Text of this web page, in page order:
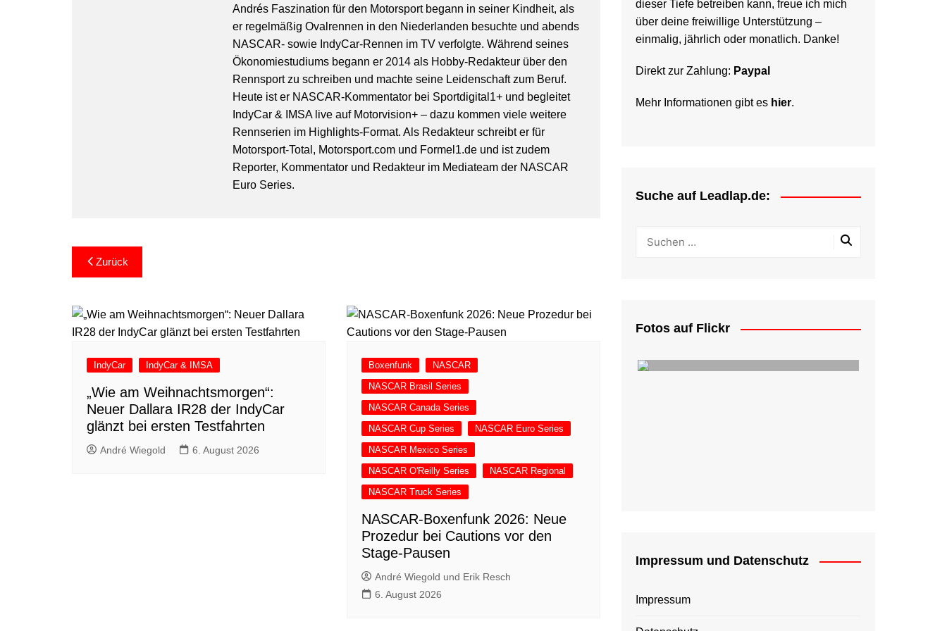
WoO Late Model Series
Andrés Faszination für den Motorsport begann in seiner Kindheit, als
er regelmäßig Ovalrennen in den Niederlanden besuchte und abends
NASCAR- sowie IndyCar-Rennen im TV verfolgte. Während seines
Ökonomiestudiums begann er 2014 als Hobby-Redakteur über den
Rennsport zu schreiben und machte seine Leidenschaft zum Beruf.
Heute ist er NASCAR-Kommentator bei Sportdigital1+ und begleitet
IndyCar & IMSA live auf Motorvision+ – dazu kommen viele weitere
Rennserien im Highlights-Format. Als Redakteur schreibt er für
Motorsport-Total, Motorsport.com und Formel1.de und ist zudem
Reporter, Kommentator und Redakteur im Mediateam der NASCAR
Euro Series.
Beitragsnavigation
Zurück
IndyCar IndyCar & IMSA
„Wie am Weihnachtsmorgen“:
Neuer Dallara IR28 der IndyCar
glänzt bei ersten Testfahrten
André Wiegold 6. August 2026
Boxenfunk
NASCAR
NASCAR Brasil Series
NASCAR Canada Series
NASCAR Cup Series
NASCAR Euro Series
NASCAR Mexico Series
NASCAR O'Reilly Series
NASCAR Regional
NASCAR Truck Series
NASCAR-Boxenfunk 2026: Neue
Prozedur bei Cautions vor den
Stage-Pausen
André Wiegold und Erik Resch
6. August 2026
dieser Tiefe betreiben kann, freue ich mich
über deine freiwillige Unterstützung –
einmalig, jährlich oder monatlich. Danke!
Direkt zur Zahlung: Paypal
Mehr Informationen gibt es hier.
Suche auf Leadlap.de:
Fotos auf Flickr
Impressum und Datenschutz
Impressum